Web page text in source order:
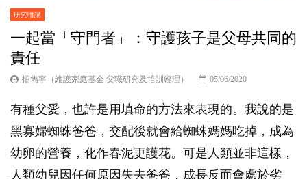
研究咁講
一起當「守門者」：守護孩子是父母共同的
責任
招雋寧（維護家庭基金 父職研究及培訓經理） 05/06/2020
有種父愛，也許是用填命的方法來表現的。我說的是
黑寡婦蜘蛛爸爸，交配後就會給蜘蛛媽媽吃掉，成為
幼卵的營養，化作春泥更護花。可是人類並非這樣，
人類幼兒因任何原因失去爸爸，成長反而會處於劣